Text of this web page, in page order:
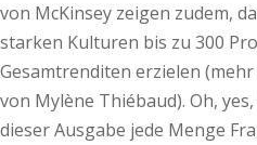
von McKinsey zeigen zudem,
starken Kulturen bis zu 300
Gesamtrenditen erzielen
von Mylène Thiébaud). Oh,
dieser Ausgabe jede Menge